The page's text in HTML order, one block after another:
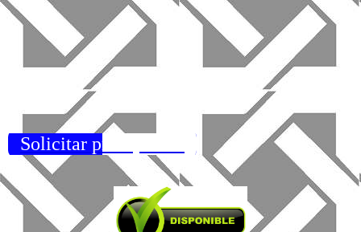
Solicitar presupuesto